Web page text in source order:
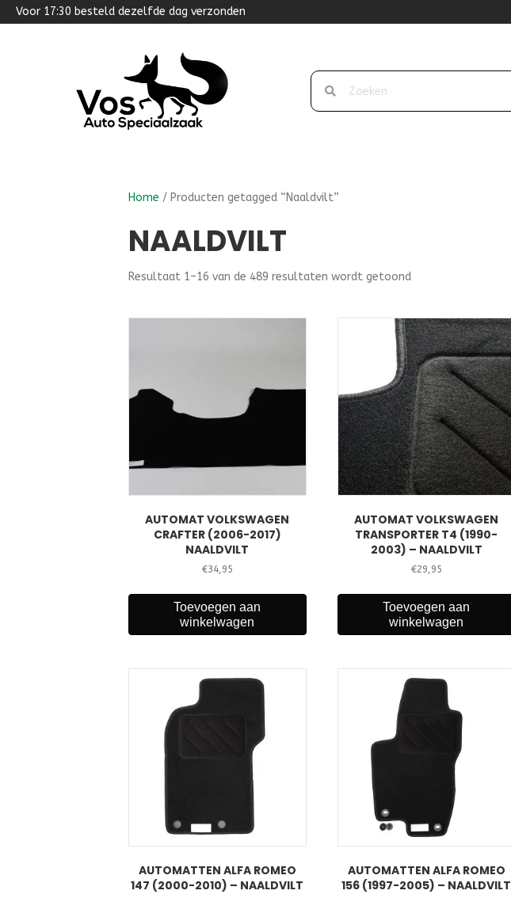
Voor 17:30 besteld dezelfde dag verzonden
Home / Producten getagged “Naaldvilt”
NAALDVILT
Resultaat 1–16 van de 489 resultaten wordt getoond
AUTOMAT VOLKSWAGEN
CRAFTER (2006-2017)
NAALDVILT
€34,95
Toevoegen aan
winkelwagen
AUTOMAT VOLKSWAGEN
TRANSPORTER T4 (1990-
2003) – NAALDVILT
€29,95
Toevoegen aan
winkelwagen
AUTOMATTEN ALFA ROMEO
147 (2000-2010) – NAALDVILT
AUTOMATTEN ALFA ROMEO
156 (1997-2005) – NAALDVILT